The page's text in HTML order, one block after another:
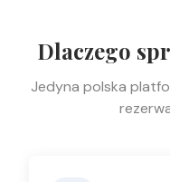
Dlaczego
Jedyna polska